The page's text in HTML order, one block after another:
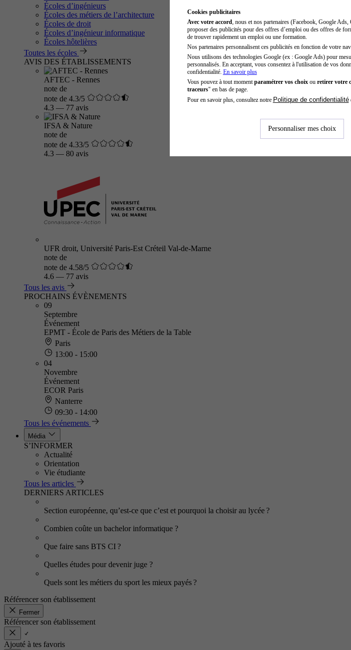
Écoles d’ingénieurs
Écoles des métiers de l’architecture
Écoles de droit
Écoles d’ingénieur informatique
Écoles hôtelières
Toutes les écoles
AVIS DES ÉTABLISSEMENTS
AFTEC - Rennes
note de
note de 4.3/5
4.3 — 77 avis
IFSA & Nature
note de
note de 4.33/5
4.3 — 80 avis
UFR droit, Université Paris-Est Créteil Val-de-Marne
note de
note de 4.58/5
4.6 — 77 avis
Tous les avis
PROCHAINS ÉVÈNEMENTS
09
Septembre
Événement
EPMT - École de Paris des Métiers de la Table
Paris
13:00 - 15:00
04
Novembre
Événement
ECOR Paris
Nanterre
09:30 - 14:00
Tous les événements
Média
S’INFORMER
Actualité
Orientation
Vie étudiante
Tous les articles
DERNIERS ARTICLES
Section européenne, qu’est-ce que c’est et pourquoi la choisir au lycée ?
Combien coûte un bachelor informatique ?
Que faire sans BTS CI ?
Quelles études pour devenir juge ?
Quels sont les métiers du sport les mieux payés ?
Référencer son établissement
Fermer
Référencer son établissement
Ajouté à tes favoris
Cookies publicitaires
Avec votre accord , nous et nos partenaires (Facebook, Google
proposer des publicités pour des offres d’emploi ou des offres de
de trouver rapidement un emploi ou une formation.
Nos partenaires personnalisent ces publicités en fonction de votre
Nous utilisons des technologies Google (ex : Google Ads) pour
personnalisés. En acceptant, vous consentez à l'utilisation de vos
confidentialité. En savoir plus
Vous pouvez à tout moment paramétrer vos choixou retirer votre
traceurs" en bas de page.
Pour en savoir plus, consultez notre Politique de confidentialité
Personnaliser mes choix